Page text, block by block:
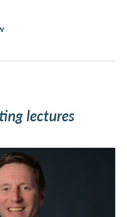
lectures